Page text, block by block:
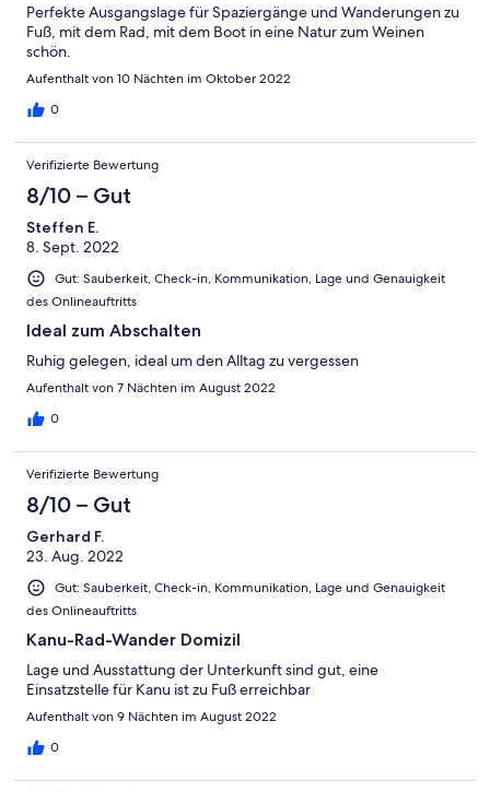
Perfekte Ausgangslage für Spaziergänge und Wanderungen zu
Fuß, mit dem Rad, mit dem Boot in eine Natur zum Weinen
schön.
Aufenthalt von 10 Nächten im Oktober 2022
0
Verifizierte Bewertung
8/10 – Gut
Steffen E.
8. Sept. 2022
Gut: Sauberkeit, Check-in, Kommunikation, Lage und Genauigkeit
des Onlineauftritts
Ideal zum Abschalten
Ruhig gelegen, ideal um den Alltag zu vergessen
Aufenthalt von 7 Nächten im August 2022
0
Verifizierte Bewertung
8/10 – Gut
Gerhard F.
23. Aug. 2022
Gut: Sauberkeit, Check-in, Kommunikation, Lage und Genauigkeit
des Onlineauftritts
Kanu-Rad-Wander Domizil
Lage und Ausstattung der Unterkunft sind gut, eine
Einsatzstelle für Kanu ist zu Fuß erreichbar
Aufenthalt von 9 Nächten im August 2022
0